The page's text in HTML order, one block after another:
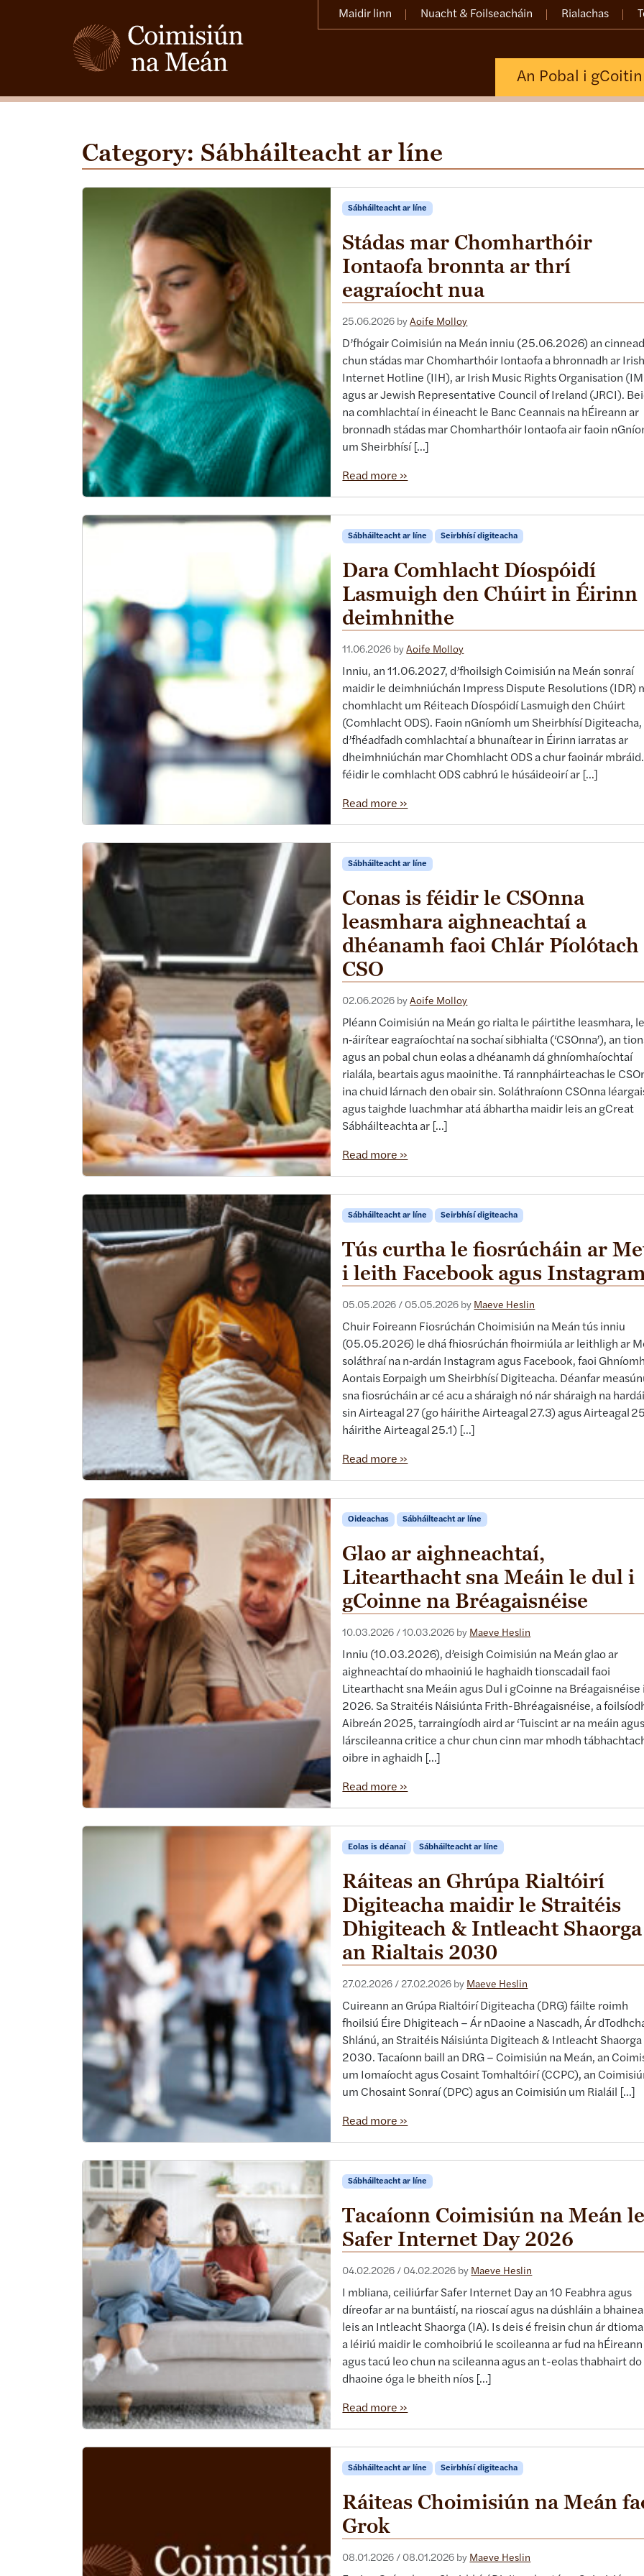
Maidir linn Nuacht & Foilseacháin Rialachas
An Pobal i
Category: Sábháilteacht ar líne
Sábháilteacht ar líne
Stádas mar Chomharthóir
Iontaofa bronnta ar thrí
eagraíocht nua
25.06.2026 byAoife Molloy
D’fhógair Coimisiún na Meán inniu (25.06.2026) an
chun stádas mar Chomharthóir Iontaofa a bhronnadh ar Irish
Internet Hotline (IIH), ar Irish Music Rights Organisation
agus ar Jewish Representative Council of Ireland (JRCI).
na comhlachtaí in éineacht le Banc Ceannais na hÉireann ar
bronnadh stádas mar Chomharthóir Iontaofa air faoin
um Sheirbhísí […]
Read more »
Sábháilteacht ar líne Seirbhísí digiteacha
Dara Comhlacht Díospóidí
Lasmuigh den Chúirt in Éirinn
deimhnithe
11.06.2026 byAoife Molloy
Inniu, an 11.06.2027, d’fhoilsigh Coimisiún na Meán sonraí
maidir le deimhniúchán Impress Dispute Resolutions (IDR)
chomhlacht um Réiteach Díospóidí Lasmuigh den Chúirt
(Comhlacht ODS). Faoin nGníomh um Sheirbhísí Digiteacha,
d’fhéadfadh comhlachtaí a bhunaítear in Éirinn iarratas ar
dheimhniúchán mar Chomhlacht ODS a chur faoinár
féidir le comhlacht ODS cabhrú le húsáideoirí ar […]
Read more »
Sábháilteacht ar líne
Conas is féidir le CSOnna
leasmhara aighneachtaí a
dhéanamh faoi Chlár Píolótach
CSO
02.06.2026 byAoife Molloy
Pléann Coimisiún na Meán go rialta le páirtithe leasmhara,
n‑áirítear eagraíochtaí na sochaí sibhialta (‘CSOnna’), an
agus an pobal chun eolas a dhéanamh dá ghníomhaíochtaí
rialála, beartais agus maoinithe. Tá rannpháirteachas le
ina chuid lárnach den obair sin. Soláthraíonn CSOnna
agus taighde luachmhar atá ábhartha maidir leis an gCreat
Sábháilteachta ar […]
Read more »
Sábháilteacht ar líne Seirbhísí digiteacha
Tús curtha le fiosrúcháin ar
i leith Facebook agus
05.05.2026 / 05.05.2026 by Maeve Heslin
Chuir Foireann Fiosrúchán Choimisiún na Meán tús inniu
(05.05.2026) le dhá fhiosrúchán fhoirmiúla ar leithligh ar
soláthraí na n‑ardán Instagram agus Facebook, faoi
Aontais Eorpaigh um Sheirbhísí Digiteacha. Déanfar
sna fiosrúcháin ar cé acu a sháraigh nó nár sháraigh na
sin Airteagal 27 (go háirithe Airteagal 27.3) agus Airteagal
háirithe Airteagal 25.1) […]
Read more »
Oideachas Sábháilteacht ar líne
Glao ar aighneachtaí,
Litearthacht sna Meáin le dul i
gCoinne na Bréagaisnéise
10.03.2026 / 10.03.2026 by Maeve Heslin
Inniu (10.03.2026), d’eisigh Coimisiún na Meán glao ar
aighneachtaí do mhaoiniú le haghaidh tionscadail faoi
Litearthacht sna Meáin agus Dul i gCoinne na Bréagaisnéise
2026. Sa Straitéis Náisiúnta Frith-Bhréagaisnéise, a
Aibreán 2025, tarraingíodh aird ar ‘Tuiscint ar na meáin agus
lárscileanna critice a chur chun cinn mar mhodh
oibre in aghaidh […]
Read more »
Eolas is déanaí Sábháilteacht ar líne
Ráiteas an Ghrúpa Rialtóirí
Digiteacha maidir le Straitéis
Dhigiteach & Intleacht Shaorga
an Rialtais 2030
27.02.2026 / 27.02.2026 by Maeve Heslin
Cuireann an Grúpa Rialtóirí Digiteacha (DRG) fáilte roimh
fhoilsiú Éire Dhigiteach – Ár nDaoine a Nascadh, Ár
Shlánú, an Straitéis Náisiúnta Digiteach & Intleacht Shaorga
2030. Tacaíonn baill an DRG – Coimisiún na Meán, an
um Iomaíocht agus Cosaint Tomhaltóirí (CCPC), an
um Chosaint Sonraí (DPC) agus an Coimisiún um Rialáil […]
Read more »
Sábháilteacht ar líne
Tacaíonn Coimisiún na Meán le
Safer Internet Day 2026
04.02.2026 / 04.02.2026 by Maeve Heslin
I mbliana, ceiliúrfar Safer Internet Day an 10 Feabhra agus
díreofar ar na buntáistí, na rioscaí agus na dúshláin a
leis an Intleacht Shaorga (IA). Is deis é freisin chun ár
a léiriú maidir le comhoibriú le scoileanna ar fud na hÉireann
agus tacú leo chun na scileanna agus an t-eolas thabhairt do
dhaoine óga le bheith níos […]
Read more »
Sábháilteacht ar líne Seirbhísí digiteacha
Ráiteas Choimisiún na Meán
Grok
08.01.2026 / 08.01.2026 by Maeve Heslin